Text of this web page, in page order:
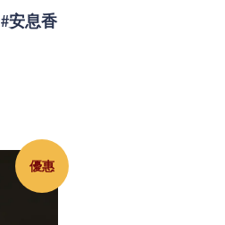
#安息香
優惠